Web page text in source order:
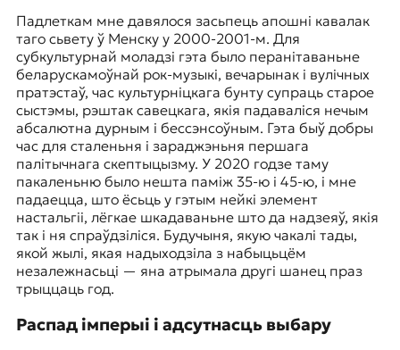
Падлеткам мне давялося засьпець апошні кавалак
таго сьвету ў Менску у 2000-2001-м. Для
субкультурнай моладзі гэта было перанітаваньне
беларускамоўнай рок-музыкі, вечарынак і вулічных
пратэстаў, час культурніцкага бунту супраць старое
сыстэмы, рэштак савецкага, якія падаваліся нечым
абсалютна дурным і бессэнсоўным. Гэта быў добры
час для сталеньня і зараджэньня першага
палітычнага скептыцызму. У 2020 годзе таму
пакаленьню было нешта паміж 35-ю і 45-ю, і мне
падаецца, што ёсьць у гэтым нейкі элемент
настальгіі, лёгкае шкадаваньне што да надзеяў, якія
так і ня спраўдзіліся. Будучыня, якую чакалі тады,
якой жылі, якая надыходзіла з набыцьцём
незалежнасьці — яна атрымала другі шанец праз
трыццаць год.
Распад імперыі і адсутнасць выбару